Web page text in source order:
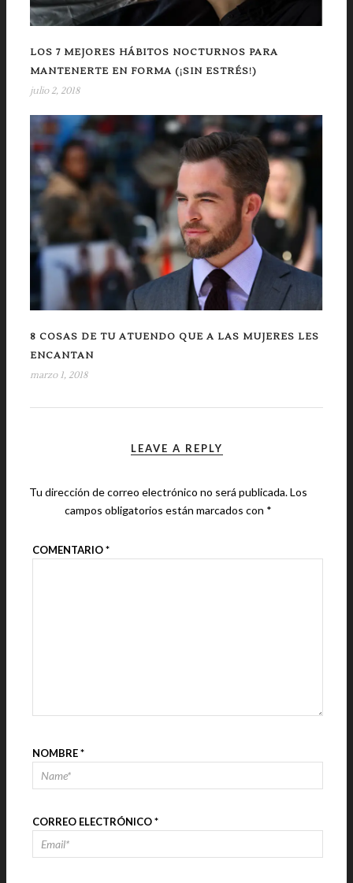
LOS 7 MEJORES HÁBITOS NOCTURNOS PARA
MANTENERTE EN FORMA (¡SIN ESTRÉS!)
julio 2, 2018
8 COSAS DE TU ATUENDO QUE A LAS MUJERES LES
ENCANTAN
marzo 1, 2018
LEAVE A REPLY
Tu dirección de correo electrónico no será publicada.Los
campos obligatorios están marcados con *
COMENTARIO*
NOMBRE*
CORREO ELECTRÓNICO*